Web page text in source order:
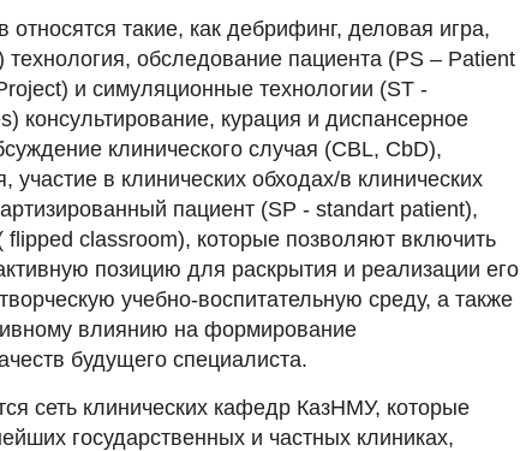
относятся такие, как дебрифинг, деловая игра,
технология, обследование пациента (PS – Patient
и симуляционные технологии (ST -
консультирование, курация и диспансерное
клинического случая (CBL, CbD),
участие в клинических обходах/в клинических
пациент (SP - standart patient),
flipped classroom), которые позволяют включить
позицию для раскрытия и реализации его
учебно-воспитательную среду, а также
влиянию на формирование
будущего специалиста.
сеть клинических кафедр КазНМУ, которые
государственных и частных клиниках,